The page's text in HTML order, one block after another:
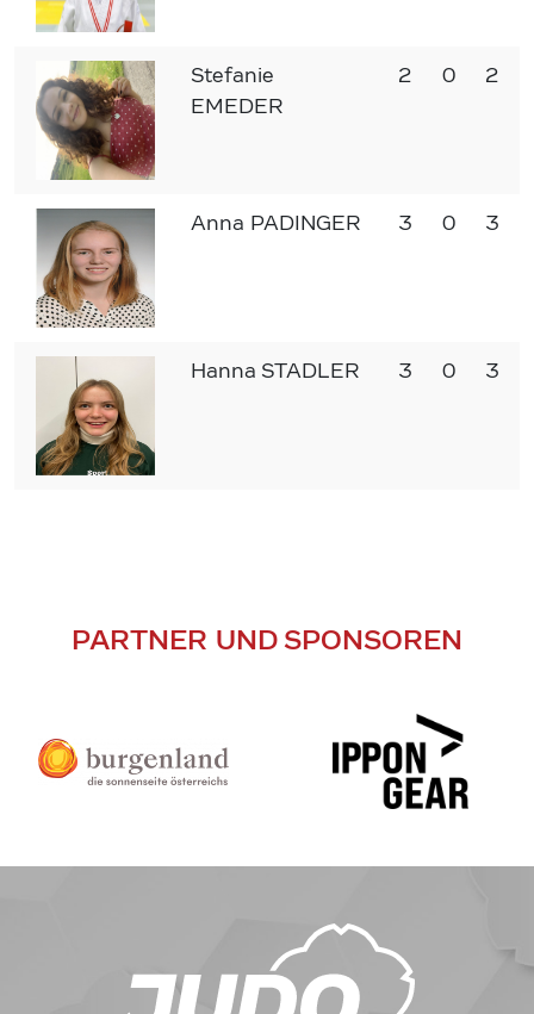
Stefanie
EMEDER
2 0 2
Anna PADINGER 3 0 3
Hanna STADLER 3 0 3
PARTNER UND SPONSOREN